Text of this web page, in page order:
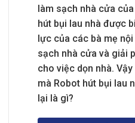
làm sạch nhà cửa
hút bụi lau nhà được
lực của các bà mẹ
sạch nhà cửa và giải
cho việc dọn nhà.
mà Robot hút bụi lau
lại là gì?